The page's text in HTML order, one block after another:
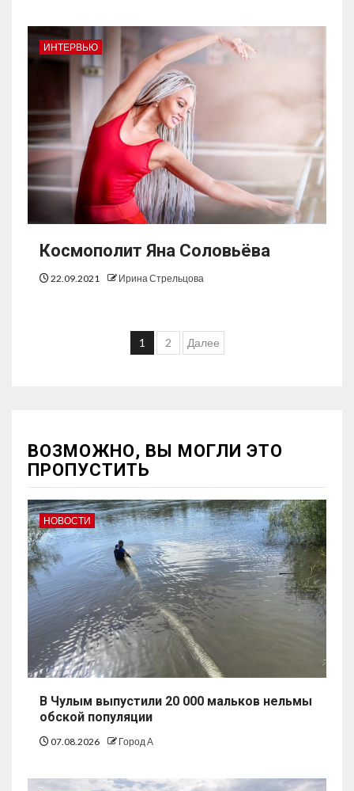
ИНТЕРВЬЮ
Космополит Яна Соловьёва
22.09.2021 Ирина Стрельцова
1 2 Далее
ВОЗМОЖНО, ВЫ МОГЛИ ЭТО
ПРОПУСТИТЬ
НОВОСТИ
В Чулым выпустили 20 000 мальков нельмы
обской популяции
07.08.2026 Город А